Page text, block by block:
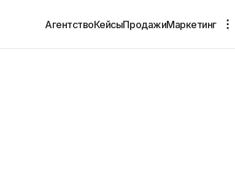
АгентствоКейсыПродажиМаркетинг